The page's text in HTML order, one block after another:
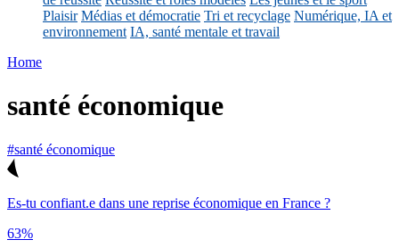
Plaisir Médias et démocratie Tri et recyclage Numérique, IA et
environnement IA, santé mentale et travail
Home
santé économique
#santé économique
Es-tu confiant.e dans une reprise économique en France ?
63%